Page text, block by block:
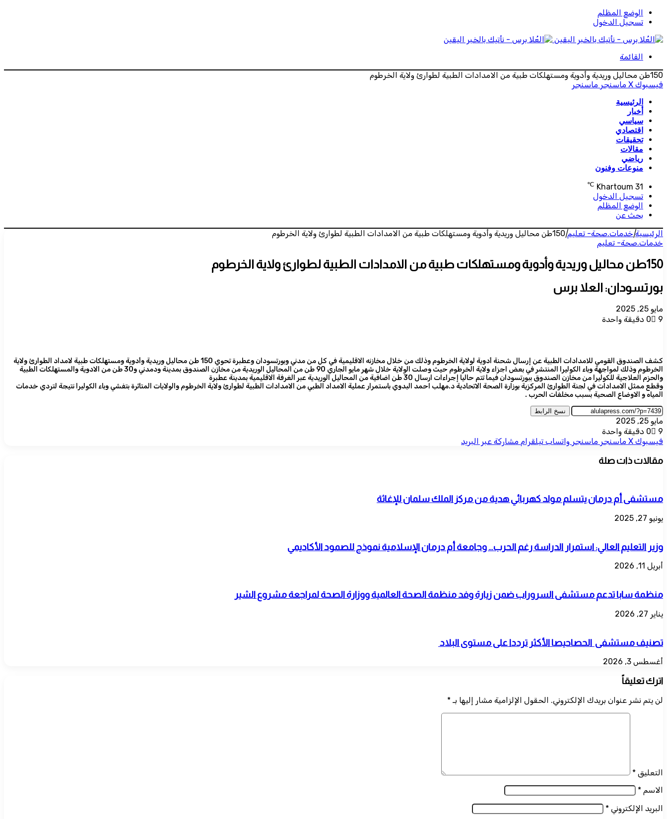
الوضع المظلم
تسجيل الدخول
القائمة
150طن محاليل وريدية وأدوية ومستهلكات طبية من الامدادات الطبية لطوارئ ولاية الخرطوم
فيسبوك ‫X ماسنجر ماسنجر
الرئيسية
أخبار
سياسي
اقتصادي
تحقيقات
مقالات
رياضي
منوعات وفنون
Khartoum 31
℃
تسجيل الدخول
الوضع المظلم
بحث عن
الرئيسية|خدمات.صحة- تعليم|150طن محاليل وريدية وأدوية ومستهلكات طبية من الامدادات الطبية لطوارئ ولاية الخرطوم
خدمات.صحة- تعليم
150طن محاليل وريدية وأدوية ومستهلكات طبية من الامدادات الطبية لطوارئ ولاية الخرطوم
بورتسودان: العلا برس
مايو 25, 2025
0
9 دقيقة واحدة
كشف الصندوق القومي للامدادات الطبية عن إرسال شحنة أدوية لولاية الخرطوم وذلك من خلال مخازنه الاقليمية في كل من مدني وبورتسودان وعطبرة تحوي 150 طن محاليل وريدية وأدوية ومستهلكات طبية لامداد الطوارئ ولاية
الخرطوم وذلك لمواجهة وباء الكوليرا المنتشر في بعض اجزاء ولاية الخرطوم حيث وصلت الولاية خلال شهر مايو الجاري 90 طن من المحاليل الوريدية من مخازن الصندوق بمدينة ودمدني و30 طن من الادوية والمستهلكات الطبية
والحزم العلاجية للكوليرا من مخازن الصندوق ببورتسودان فيما تتم حاليا إجراءات ارسال 30 طن اضافية من المحاليل الوريدية عبر الغرفة الاقليمية بمدينة عطبرة
وقطع ممثل الامدادات في لجنة الطوارئ المركزية بوزارة الصحة الاتحادية د.مهلب احمد البدوي باستمرار عملية الامداد الطبي من الامدادات الطبية لطوارئ ولاية الخرطوم والولايات المتاثرة بتفشي وباء الكوليرا نتيجة لتردي خدمات
المياه و الاوضاع الصحية بسبب مخلفات الحرب .
نسخ الرابط
مايو 25, 2025
0
9
دقيقة واحدة
فيسبوك ‫X ماسنجر ماسنجر واتساب تيلقرام مشاركة عبر البريد
مقالات ذات صلة
مستشفى أم درمان يتسلم مولد كهربائي هدية من مركز الملك سلمان للإغاثة
يونيو 27, 2025
وزير التعليم العالي: استمرار الدراسة رغم الحرب… وجامعة أم درمان الإسلامية نموذج للصمود الأكاديمي
أبريل 11, 2026
منظمة سابا تدعم مستشفى السروراب ضمن زيارة وفد منظمة الصحة العالمية ووزارة الصحة لمراجعة مشروع الشير
يناير 27, 2026
تصنيف مستشفى الحصاحيصا الأكثر ترددا على مستوى البلاد
أغسطس 3, 2026
اترك تعليقاً
لن يتم نشر عنوان بريدك الإلكتروني. الحقول الإلزامية مشار إليها بـ *
التعليق *
الاسم *
البريد الإلكتروني *